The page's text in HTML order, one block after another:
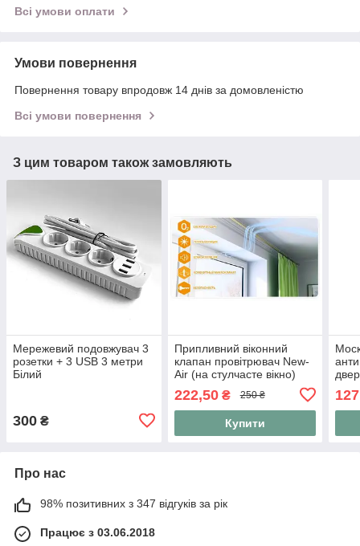
Всі умови оплати
Умови повернення
Повернення товару впродовж 14 днів за домовленістю
Всі умови повернення
З цим товаром також замовляють
Мережевий подовжувач 3
розетки + 3 USB 3 метри
Білий
300 ₴
Припливний віконний
клапан провітрювач New-
Air (на стулчасте вікно)
222,50₴ 250 ₴
Купити
127
Про нас
98% позитивних з 347 відгуків за рік
Працює з 03.06.2018